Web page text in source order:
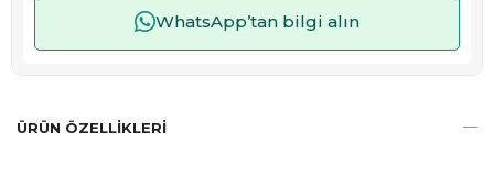
WhatsApp’tan bilgi alın
ÜRÜN ÖZELLIKLERI